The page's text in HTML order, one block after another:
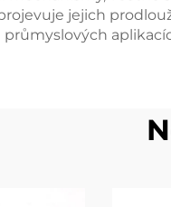
jejich